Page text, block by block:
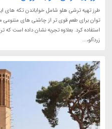
طرز تهیه ترشی هلو شامل خواباندن تکه های
توان برای طعم قوی تر از چاشنی های متنوعی
استفاده کرد. بعلاوه تجربه نشان داده است که
زردآلو،...